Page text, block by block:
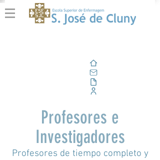
Profesores e
Investigadores
Profesores de tiempo completo y